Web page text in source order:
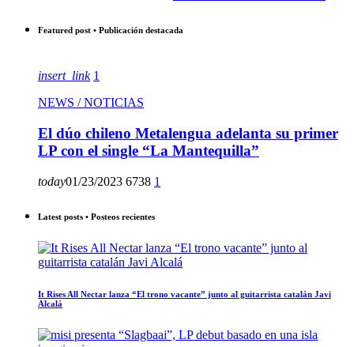
Featured post • Publicación destacada
insert_link 1
NEWS / NOTICIAS
El dúo chileno Metalengua adelanta su primer
LP con el single “La Mantequilla”
today01/23/2023 6738 1
Latest posts • Posteos recientes
It Rises All Nectar lanza “El trono vacante” junto al guitarrista catalán Javi
Alcalá